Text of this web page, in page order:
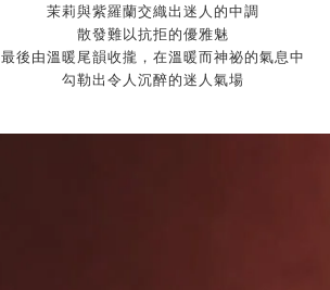
茉莉與紫羅蘭交織出迷人的中調
散發難以抗拒的優雅魅
最後由溫暖尾韻收攏，在溫暖而神祕的氣息中
勾勒出令人沉醉的迷人氣場